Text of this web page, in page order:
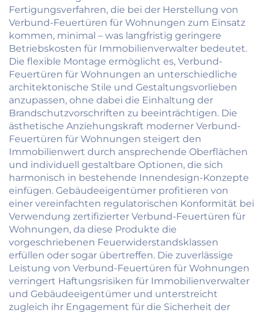
Fertigungsverfahren, die bei der Herstellung von
Verbund-Feuertüren für Wohnungen zum Einsatz
kommen, minimal – was langfristig geringere
Betriebskosten für Immobilienverwalter bedeutet.
Die flexible Montage ermöglicht es, Verbund-
Feuertüren für Wohnungen an unterschiedliche
architektonische Stile und Gestaltungsvorlieben
anzupassen, ohne dabei die Einhaltung der
Brandschutzvorschriften zu beeinträchtigen. Die
ästhetische Anziehungskraft moderner Verbund-
Feuertüren für Wohnungen steigert den
Immobilienwert durch ansprechende Oberflächen
und individuell gestaltbare Optionen, die sich
harmonisch in bestehende Innendesign-Konzepte
einfügen. Gebäudeeigentümer profitieren von
einer vereinfachten regulatorischen Konformität bei
Verwendung zertifizierter Verbund-Feuertüren für
Wohnungen, da diese Produkte die
vorgeschriebenen Feuerwiderstandsklassen
erfüllen oder sogar übertreffen. Die zuverlässige
Leistung von Verbund-Feuertüren für Wohnungen
verringert Haftungsrisiken für Immobilienverwalter
und Gebäudeeigentümer und unterstreicht
zugleich ihr Engagement für die Sicherheit der